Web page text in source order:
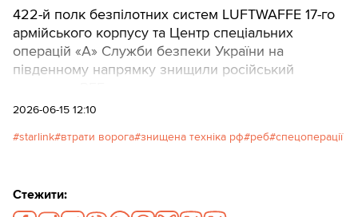
422-й полк безпілотних систем LUFTWAFFE 17-го
армійського корпусу та Центр спеціальних
операцій «А» Служби безпеки України на
південному напрямку знищили російський
2026-06-15 12:10
starlink втрати ворога знищена техніка рф реб спецоперації
Стежити: